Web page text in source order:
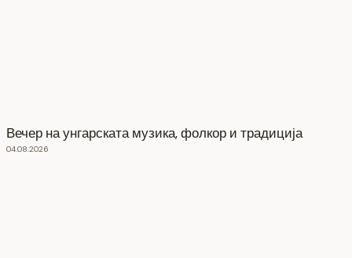
Вечер на унгарската музика, фолкор и традиција
04.08.2026